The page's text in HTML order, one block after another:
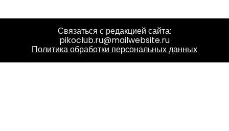
Связаться с редакцией сайта:
pikoclub.ru@mailwebsite.ru
Политика обработки персональных данных